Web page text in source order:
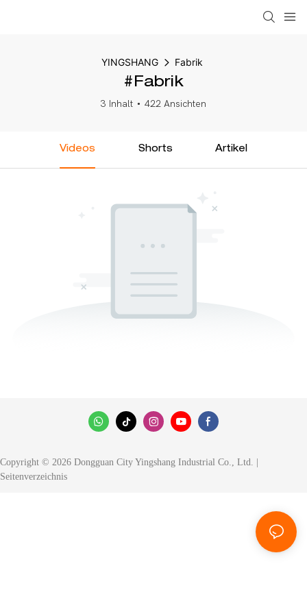
YINGSHANG Fabrik
#Fabrik
3 Inhalt 422 Ansichten
Videos Shorts Artikel
Copyright © 2026 Dongguan City Yingshang Industrial Co., Ltd. |
Seitenverzeichnis